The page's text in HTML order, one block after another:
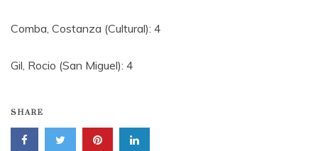
Comba, Costanza (Cultural): 4
Gil, Rocio (San Miguel): 4
SHARE